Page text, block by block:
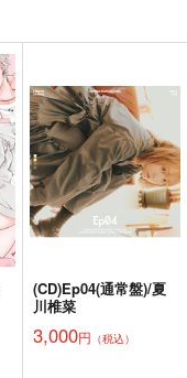
まぼろしせかい
清風明月（Drop×葉月
ゆら）
2,357円（税込）
サンプル
(CD)Ep04(通常盤)/夏
川椎菜
3,000円 （税込）